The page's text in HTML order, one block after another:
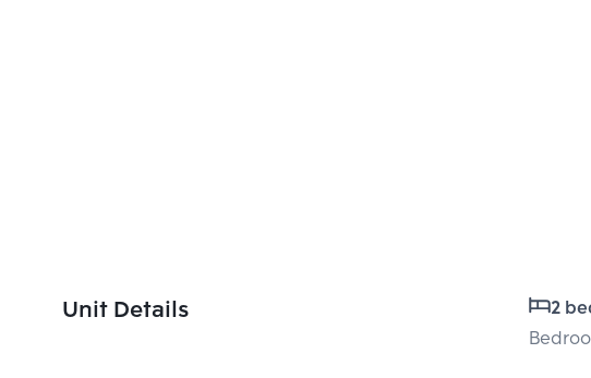
Unit Details
2